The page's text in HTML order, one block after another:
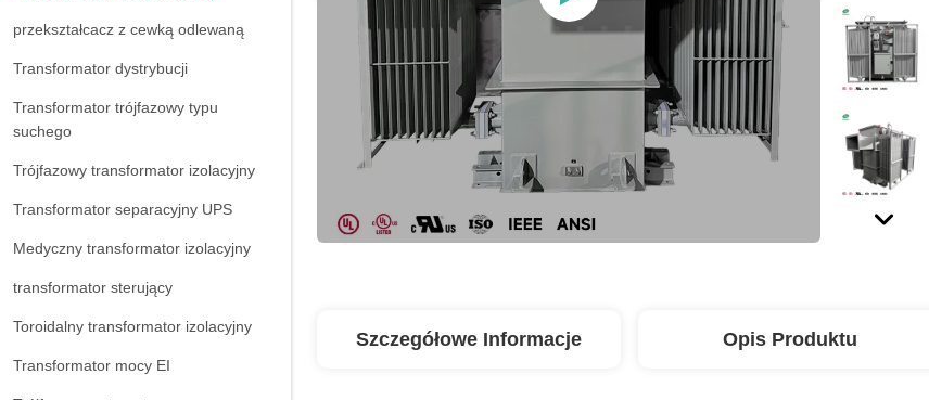
przekształcacz z cewką odlewaną
Transformator dystrybucji
Transformator trójfazowy typu
suchego
Trójfazowy transformator izolacyjny
Transformator separacyjny UPS
Medyczny transformator izolacyjny
transformator sterujący
Toroidalny transformator izolacyjny
Transformator mocy EI
Szczegółowe Informacje Opis Produktu